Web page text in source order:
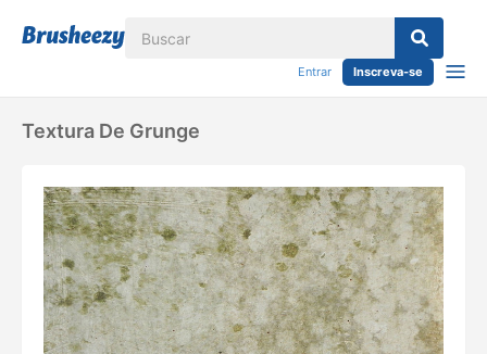
Entrar Inscreva-se
Textura De Grunge